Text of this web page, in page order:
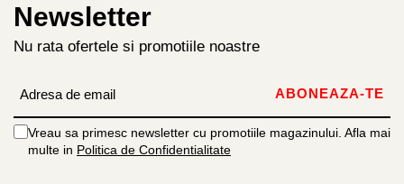
Newsletter
Nu rata ofertele si promotiile noastre
Vreau sa primesc newsletter cu promotiile magazinului. Afla mai
multe in Politica de Confidentialitate